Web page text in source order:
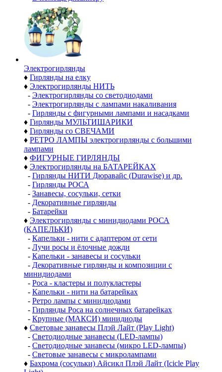
Электро­гирлянды
♦ Гирлянды на елку
♦ Электрогирлянды НИТЬ
- Электрогирлянды со светодиодами
- Электрогирлянды с лампами накаливания
- Гирлянды с фигурными лампами и насадками
♦ Гирлянды МУЛЬТИШАРИКИ
♦ Гирлянды со СВЕЧАМИ
♦ РЕТРО ЛАМПЫ электрогирлянды с большими
лампами
♦ ФИГУРНЫЕ ГИРЛЯНДЫ
♦ Электрогирлянды на БАТАРЕЙКАХ
- Гирлянды НИТИ Дюравайс (Durawise) и др.
- Гирлянды РОСА
- Занавесы, сосульки, сетки
- Декоративные гирлянды
- Батарейки
♦ Электрогирлянды с минидиодами РОСА
(КАПЕЛЬКИ)
- Капельки - нити с адаптером от сети
- Лучи росы и ёлочные дожди
- Капельки - занавесы и сосульки
- Декоративные гирлянды и композиции с
минидиодами
- Роса - кластеры и полукластеры
- Капельки - нити на батарейках
- Ретро лампы с минидиодами
- Гирлянды Роса на солнечных батарейках
- Крупные (МАКСИ) минидиоды
♦ Световые занавесы Плэй Лайт (Play Light)
- Светодиодные занавесы (LED-лампы)
- Светодиодные занавесы (микро LED-лампы)
- Световые занавесы с микролампами
♦ Бахрома (сосульки) Айсикл Плэй Лайт (Icicle Play